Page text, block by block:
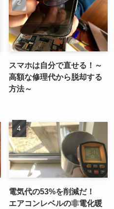
スマホは自分で直せる！～
高額な修理代から脱却する
方法～
電気代の53%を削減だ！
エアコンレベルの非電化暖